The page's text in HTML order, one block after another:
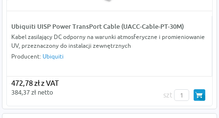
Ubiquiti UISP Power TransPort Cable (UACC-Cable-PT-30M)
Kabel zasilający DC odporny na warunki atmosferyczne i promieniowanie
UV, przeznaczony do instalacji zewnętrznych
Producent: Ubiquiti
472,78 zł z VAT
384,37 zł netto szt